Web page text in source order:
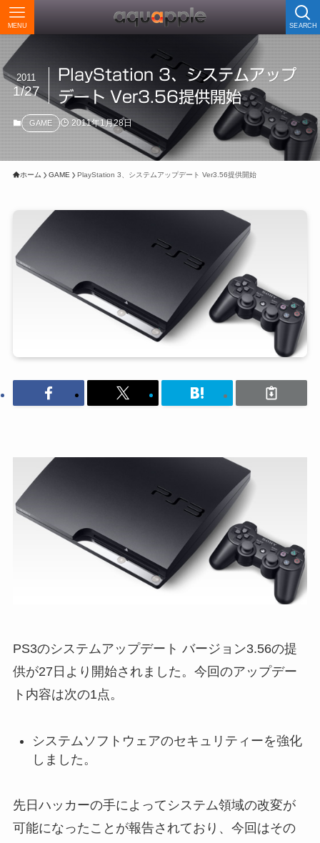
SEARCH
MENU
PlayStation 3、システムアップ
デート Ver3.56提供開始
2011
1/27
GAME 2011年1月28日
ホーム GAME PlayStation 3、システムアップデート Ver3.56提供開始
PS3のシステムアップデート バージョン3.56の提
供が27日より開始されました。今回のアップデー
ト内容は次の1点。
システムソフトウェアのセキュリティーを強化
しました。
先日ハッカーの手によってシステム領域の改変が
可能になったことが報告されており、今回はその